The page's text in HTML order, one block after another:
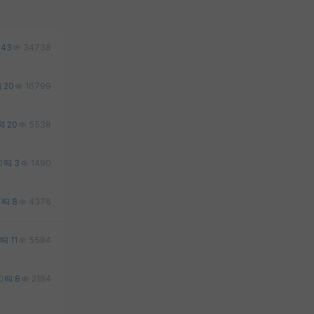
43 34738
20 16799
20 5538
3 1490
8 4376
11 5584
8 2184